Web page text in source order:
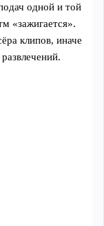
одной и той
«зажигается».
клипов, иначе